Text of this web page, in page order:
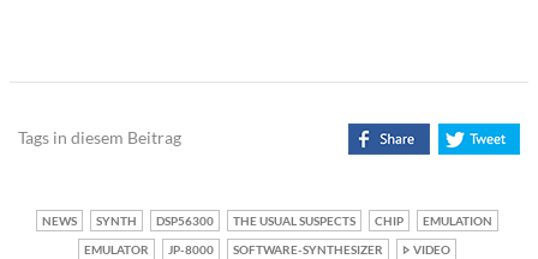
Tags in diesem Beitrag
NEWS SYNTH DSP56300 THE USUAL SUSPECTS CHIP
EMULATION
EMULATOR
JP-8000 SOFTWARE-SYNTHESIZER VIDEO